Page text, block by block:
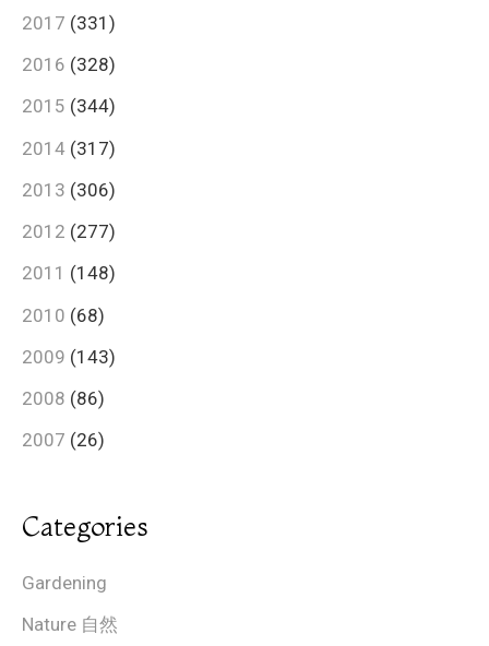
2017 (331)
2016 (328)
2015 (344)
2014 (317)
2013 (306)
2012 (277)
2011 (148)
2010 (68)
2009 (143)
2008 (86)
2007 (26)
Categories
Gardening
Nature 自然